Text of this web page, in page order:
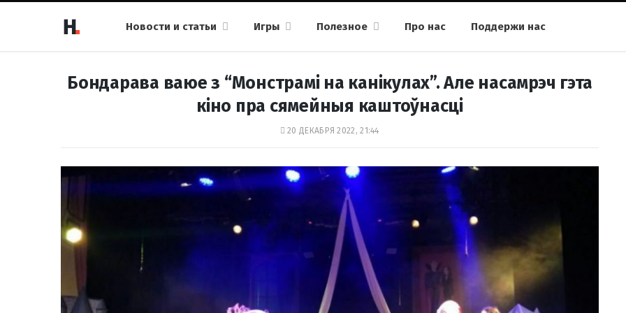
Новости и статьи Игры Полезное Про нас Поддержи нас
Бондарава ваюе з “Монстрамі на канікулах”. Але насамрэч гэта
кіно пра сямейныя каштоўнасці
20 ДЕКАБРЯ 2022, 21:44